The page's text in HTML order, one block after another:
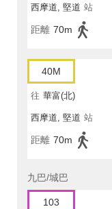
西摩道, 堅道 站
距離 70m
40M
往 華富(北)
西摩道, 堅道 站
距離 70m
九巴/城巴
103